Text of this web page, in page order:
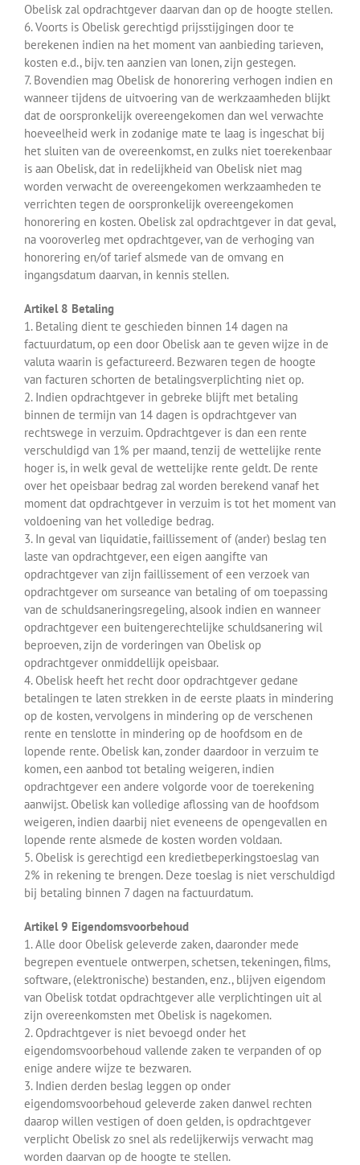
Obelisk zal opdrachtgever daarvan dan op de hoogte stellen.
6. Voorts is Obelisk gerechtigd prijsstijgingen door te
berekenen indien na het moment van aanbieding tarieven,
kosten e.d., bijv. ten aanzien van lonen, zijn gestegen.
7. Bovendien mag Obelisk de honorering verhogen indien en
wanneer tijdens de uitvoering van de werkzaamheden blijkt
dat de oorspronkelijk overeengekomen dan wel verwachte
hoeveelheid werk in zodanige mate te laag is ingeschat bij
het sluiten van de overeenkomst, en zulks niet toerekenbaar
is aan Obelisk, dat in redelijkheid van Obelisk niet mag
worden verwacht de overeengekomen werkzaamheden te
verrichten tegen de oorspronkelijk overeengekomen
honorering en kosten. Obelisk zal opdrachtgever in dat geval,
na vooroverleg met opdrachtgever, van de verhoging van
honorering en/of tarief alsmede van de omvang en
ingangsdatum daarvan, in kennis stellen.
Artikel 8 Betaling
1. Betaling dient te geschieden binnen 14 dagen na
factuurdatum, op een door Obelisk aan te geven wijze in de
valuta waarin is gefactureerd. Bezwaren tegen de hoogte
van facturen schorten de betalingsverplichting niet op.
2. Indien opdrachtgever in gebreke blijft met betaling
binnen de termijn van 14 dagen is opdrachtgever van
rechtswege in verzuim. Opdrachtgever is dan een rente
verschuldigd van 1% per maand, tenzij de wettelijke rente
hoger is, in welk geval de wettelijke rente geldt. De rente
over het opeisbaar bedrag zal worden berekend vanaf het
moment dat opdrachtgever in verzuim is tot het moment van
voldoening van het volledige bedrag.
3. In geval van liquidatie, faillissement of (ander) beslag ten
laste van opdrachtgever, een eigen aangifte van
opdrachtgever van zijn faillissement of een verzoek van
opdrachtgever om surseance van betaling of om toepassing
van de schuldsaneringsregeling, alsook indien en wanneer
opdrachtgever een buitengerechtelijke schuldsanering wil
beproeven, zijn de vorderingen van Obelisk op
opdrachtgever onmiddellijk opeisbaar.
4. Obelisk heeft het recht door opdrachtgever gedane
betalingen te laten strekken in de eerste plaats in mindering
op de kosten, vervolgens in mindering op de verschenen
rente en tenslotte in mindering op de hoofdsom en de
lopende rente. Obelisk kan, zonder daardoor in verzuim te
komen, een aanbod tot betaling weigeren, indien
opdrachtgever een andere volgorde voor de toerekening
aanwijst. Obelisk kan volledige aflossing van de hoofdsom
weigeren, indien daarbij niet eveneens de opengevallen en
lopende rente alsmede de kosten worden voldaan.
5. Obelisk is gerechtigd een kredietbeperkingstoeslag van
2% in rekening te brengen. Deze toeslag is niet verschuldigd
bij betaling binnen 7 dagen na factuurdatum.
Artikel 9 Eigendomsvoorbehoud
1. Alle door Obelisk geleverde zaken, daaronder mede
begrepen eventuele ontwerpen, schetsen, tekeningen, films,
software, (elektronische) bestanden, enz., blijven eigendom
van Obelisk totdat opdrachtgever alle verplichtingen uit al
zijn overeenkomsten met Obelisk is nagekomen.
2. Opdrachtgever is niet bevoegd onder het
eigendomsvoorbehoud vallende zaken te verpanden of op
enige andere wijze te bezwaren.
3. Indien derden beslag leggen op onder
eigendomsvoorbehoud geleverde zaken danwel rechten
daarop willen vestigen of doen gelden, is opdrachtgever
verplicht Obelisk zo snel als redelijkerwijs verwacht mag
worden daarvan op de hoogte te stellen.